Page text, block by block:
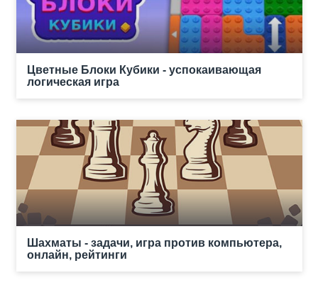
Цветные Блоки Кубики - успокаивающая
логическая игра
Шахматы - задачи, игра против компьютера,
онлайн, рейтинги